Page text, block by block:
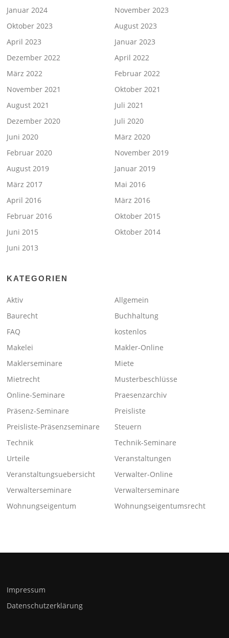
Januar 2024
November 2023
Oktober 2023
August 2023
April 2023
Januar 2023
Dezember 2022
April 2022
März 2022
Februar 2022
November 2021
Oktober 2021
August 2021
Juli 2021
Dezember 2020
Juli 2020
Juni 2020
März 2020
Februar 2020
November 2019
August 2019
Januar 2019
März 2017
Mai 2016
April 2016
März 2016
Februar 2016
Oktober 2015
Juni 2015
Oktober 2014
Juni 2013
KATEGORIEN
Aktiv
Allgemein
Baurecht
Buchhaltung
FAQ
kostenlos
Makelei
Makler-Online
Maklerseminare
Miete
Mietrecht
Musterbeschlüsse
Online-Seminare
Praesenzarchiv
Präsenz-Seminare
Preisliste
Preisliste-Präsenzseminare
Steuern
Technik
Technik-Seminare
Urteile
Veranstaltungen
Veranstaltungsuebersicht
Verwalter-Online
Verwalterseminare
Verwalterseminare
Wohnungseigentum
Wohnungseigentumsrecht
Impressum
Datenschutzerklärung